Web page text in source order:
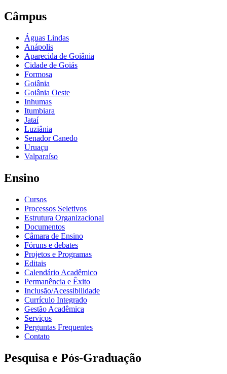
Câmpus
Águas Lindas
Anápolis
Aparecida de Goiânia
Cidade de Goiás
Formosa
Goiânia
Goiânia Oeste
Inhumas
Itumbiara
Jataí
Luziânia
Senador Canedo
Uruaçu
Valparaíso
Ensino
Cursos
Processos Seletivos
Estrutura Organizacional
Documentos
Câmara de Ensino
Fóruns e debates
Projetos e Programas
Editais
Calendário Acadêmico
Permanência e Êxito
Inclusão/Acessibilidade
Currículo Integrado
Gestão Acadêmica
Serviços
Perguntas Frequentes
Contato
Pesquisa e Pós-Graduação